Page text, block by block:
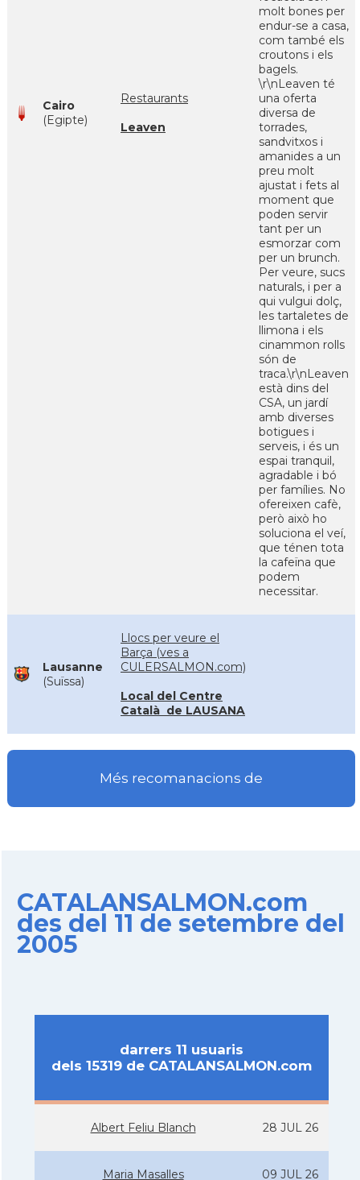
Cairo
(Egipte)
Restaurants
Leaven
molt bones per
endur-se a casa,
com també els
croutons i els
bagels.
\r\nLeaven té
una oferta
diversa de
torrades,
sandvitxos i
amanides a un
preu molt
ajustat i fets al
moment que
poden servir
tant per un
esmorzar com
per un brunch.
Per veure, sucs
naturals, i per a
qui vulgui dolç,
les tartaletes de
llimona i els
cinammon rolls
són de
traca.\r\nLeaven
està dins del
CSA, un jardí
amb diverses
botigues i
serveis, i és un
espai tranquil,
agradable i bó
per famílies. No
ofereixen cafè,
però això ho
soluciona el veí,
que ténen tota
la cafeïna que
podem
necessitar.
Lausanne
(Suïssa)
Llocs per veure el
Barça (ves a
CULERSALMON.com)
Local del Centre
Català de LAUSANA
Més recomanacions de
CATALANSALMON.com
des del 11 de setembre del
2005
darrers 11 usuaris
dels 15319 de CATALANSALMON.com
Albert Feliu Blanch 28 JUL 26
Maria Masalles 09 JUL 26